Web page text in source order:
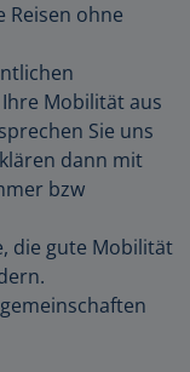
Reisen ohne
Mobilität aus
Sie uns
dann mit
bzw
die gute Mobilität